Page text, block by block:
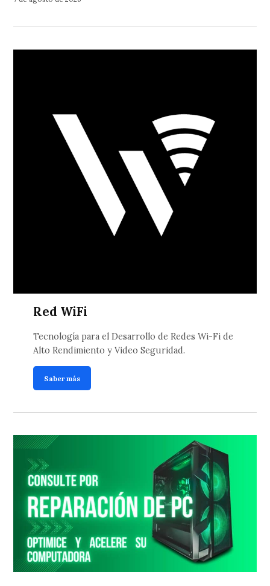
Red WiFi
Tecnología para el Desarrollo de Redes Wi-Fi de
Alto Rendimiento y Video Seguridad.
Saber más